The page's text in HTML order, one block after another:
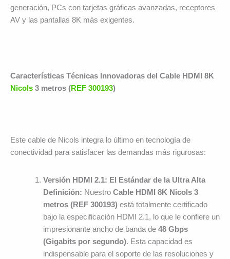
generación, PCs con tarjetas gráficas avanzadas, receptores
AV y las pantallas 8K más exigentes.
Características Técnicas Innovadoras del Cable HDMI 8K
Nicols 3 metros (REF 300193)
Este cable de Nicols integra lo último en tecnología de
conectividad para satisfacer las demandas más rigurosas:
Versión HDMI 2.1: El Estándar de la Ultra Alta
Definición: Nuestro Cable HDMI 8K Nicols 3
metros (REF 300193)está totalmente certificado
bajo la especificación HDMI 2.1, lo que le confiere un
impresionante ancho de banda de 48 Gbps
(Gigabits por segundo). Esta capacidad es
indispensable para el soporte de las resoluciones y